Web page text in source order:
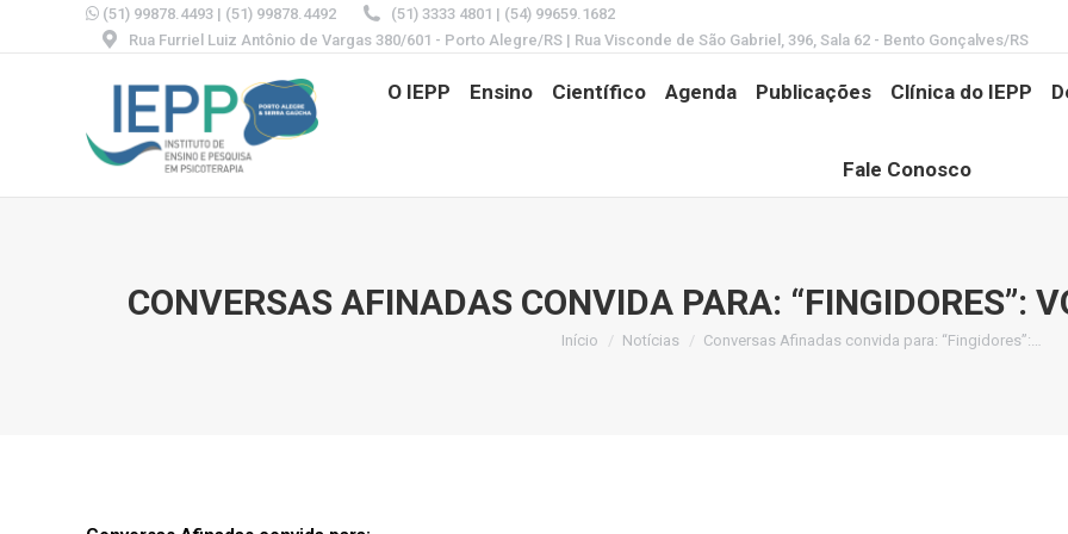
(51) 99878.4493 | (51) 99878.4492
(51) 3333 4801 | (54) 99659.1682
Rua Furriel Luiz Antônio de Vargas 380/601 - Porto Alegre/RS | Rua Visconde de São Gabriel, 396, Sala 62 - Bento Gonçalves/RS
O IEPP Ensino Científico Agenda Publicações Clínica do IEPP
Fale Conosco
CONVERSAS AFINADAS CONVIDA PARA: “FINGIDORES”:
Você está aqui:
Início Notícias Conversas Afinadas convida para: “Fingidores”:…